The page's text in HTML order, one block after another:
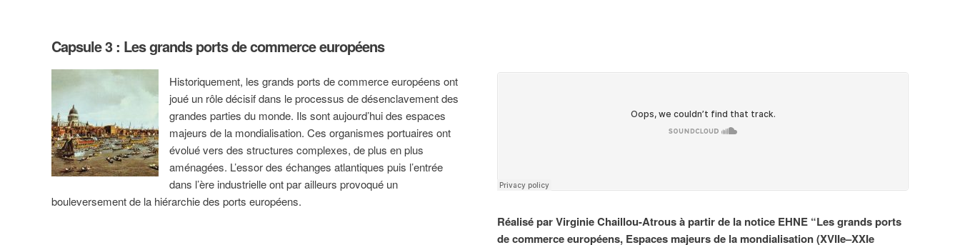
Capsule 3 : Les grands ports de commerce européens
Historiquement, les grands ports de commerce européens ont
joué un rôle décisif dans le processus de désenclavement des
grandes parties du monde. Ils sont aujourd’hui des espaces
majeurs de la mondialisation. Ces organismes portuaires ont
évolué vers des structures complexes, de plus en plus
aménagées. L’essor des échanges atlantiques puis l’entrée
dans l’ère industrielle ont par ailleurs provoqué un
bouleversement de la hiérarchie des ports européens.
Réalisé par Virginie Chaillou-Atrous à partir de la notice EHNE “Les grands ports
de commerce européens, Espaces majeurs de la mondialisation (XVIIe–XXIe